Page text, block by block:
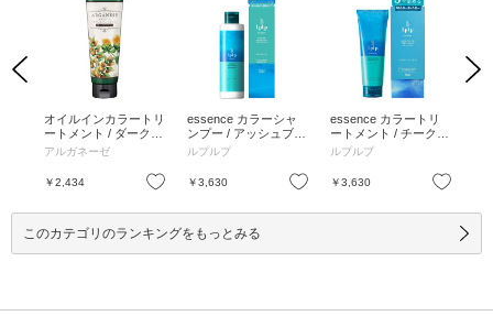
Previous
お気に入り
オイルインカラートリ
ートメント / ダークブ
ラウン / 180g / 本体 /
ークブラウン / 180g
アルガネーゼ
￥2,434 お気に入り
essence カラーシャ
ンプー / アッシュブラ
ウン / 240mL / 本体 /
位泡パックで、ムラな
く白髪が染まる / アッ
ルプルプ
￥3,630 お気に入り
essence カラートリ
ートメント / チークブ
ラウン(ライトブラウ
ラウン(ライトブラウ
ン) / 170g
ルプルプ
￥3,630
Next
このカテゴリのランキングをもっとみる